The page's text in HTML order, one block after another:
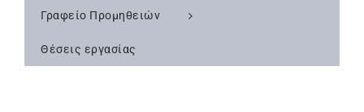
Γραφείο Προμηθειών
Θέσεις εργασίας